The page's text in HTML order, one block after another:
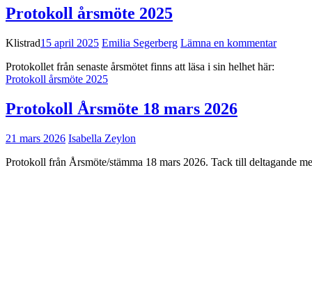
Protokoll årsmöte 2025
Klistrad15 april 2025 Emilia Segerberg Lämna en kommentar
Protokollet från senaste årsmötet finns att läsa i sin helhet här:
Protokoll årsmöte 2025
Protokoll Årsmöte 18 mars 2026
21 mars 2026 Isabella Zeylon
Protokoll från Årsmöte/stämma 18 mars 2026. Tack till deltagande